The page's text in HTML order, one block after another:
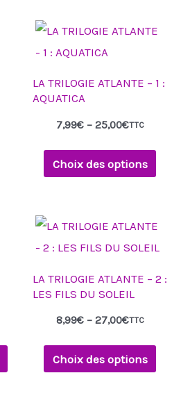
LA TRILOGIE ATLANTE – 1 :
AQUATICA
7,99€– 25,00€
de
prix :
7,99€
25,00€
TTC
Choix des options
Ce
produit
plusieurs
Les
peuvent
choisies
sur
page
produit
LA TRILOGIE ATLANTE – 2 :
LES FILS DU SOLEIL
8,99€– 27,00€
de
prix :
27,00€
TTC
Choix des options
Ce
produit
plusieurs
options
peuvent